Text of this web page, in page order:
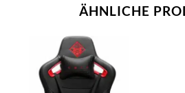
ÄHNLICHE